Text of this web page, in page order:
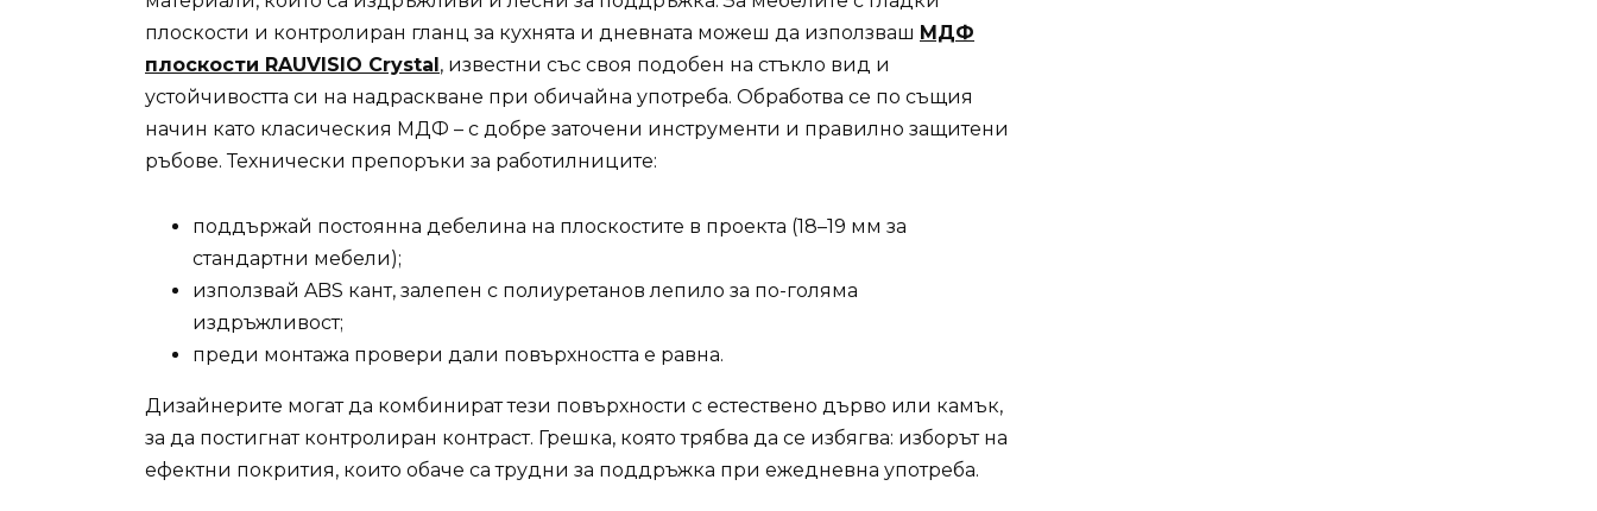
плоскости и контролиран гланц за кухнята и дневната можеш да използваш МДФ
плоскости RAUVISIO Crystal , известни със своя подобен на стъкло вид и
устойчивостта си на надраскване при обичайна употреба. Обработва се по същия
начин като класическия МДФ – с добре заточени инструменти и правилно защитени
ръбове. Технически препоръки за работилниците:
поддържай постоянна дебелина на плоскостите в проекта (18–19 мм за
стандартни мебели);
използвай ABS кант, залепен с полиуретанов лепило за по-голяма
издръжливост;
преди монтажа провери дали повърхността е равна.
Дизайнерите могат да комбинират тези повърхности с естествено дърво или камък,
за да постигнат контролиран контраст. Грешка, която трябва да се избягва: изборът на
ефектни покрития, които обаче са трудни за поддръжка при ежедневна употреба.